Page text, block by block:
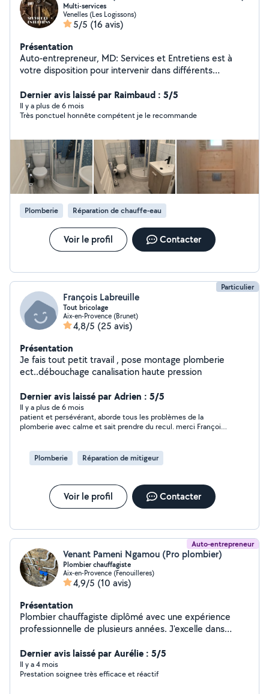
Multi-services
Venelles (Les Logissons)
5/5 (16 avis)
Présentation
Auto-entrepreneur, MD: Services et Entretiens est à
votre disposition pour intervenir dans différents
électricité, réparations diverses, entretien de jardin,
nettoyage d'ameublement....) Très polyvalente,
sérieuse, et fiable l'entreprise mettra tout son savoir-
adapté au cas par cas. N'hésitez donc pas à me
contacter, j'étudierai toutes les demandes rapidement
pour répondre précisément à vos attentes. MD:
Services et Entretiens : une seule entreprise pour tous
vos petits travaux! Réseaux sociaux : Facebook : MD:
Services et Entretiens Instagram :
md.services.et.entretiens
Dernier avis laissé par Raimbaud : 5/5
Il y a plus de 6 mois
Très ponctuel honnête compétent je le recommande
Plomberie Réparation de chauffe-eau
Voir le profil Contacter
Particulier
François Labreuille
Tout bricolage
Aix-en-Provence (Brunet)
4,8/5 (25 avis)
Présentation
Je fais tout petit travail , pose montage plomberie
ect..débouchage canalisation haute pression
Dernier avis laissé par Adrien : 5/5
Il y a plus de 6 mois
patient et persévérant, aborde tous les problèmes de la
plomberie avec calme et sait prendre du recul. merci François
Plomberie Réparation de mitigeur
Voir le profil Contacter
Auto-entrepreneur
Venant Pameni Ngamou (Pro plombier)
Plombier chauffagiste
Aix-en-Provence (Fenouilleres)
4,9/5 (10 avis)
Présentation
Plombier chauffagiste diplômé avec une expérience
professionnelle de plusieurs années. J'excelle dans
plomberie et de chauffage. Mon approche est axée sur
la qualité, la fiabilité et la satisfaction du client. Mon
objectif est de vous offrir des solutions sur mesure, que
Dernier avis laissé par Aurélie : 5/5
Il y a 4 mois
Prestation soignee très efficace et réactif